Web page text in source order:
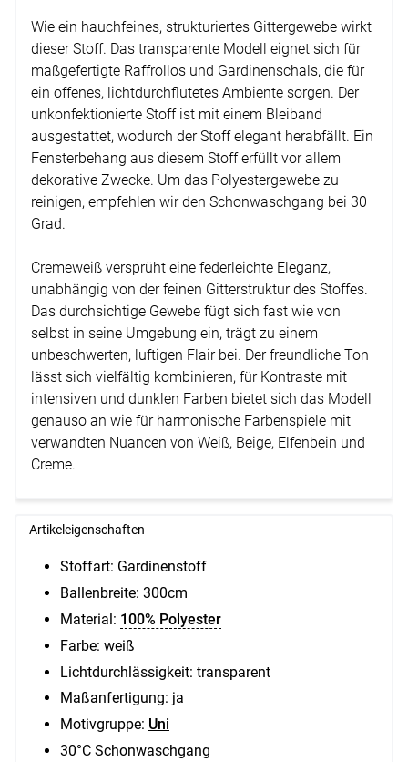
Wie ein hauchfeines, strukturiertes Gittergewebe wirkt
dieser Stoff. Das transparente Modell eignet sich für
maßgefertigte Raffrollos und Gardinenschals, die für
ein offenes, lichtdurchflutetes Ambiente sorgen. Der
unkonfektionierte Stoff ist mit einem Bleiband
ausgestattet, wodurch der Stoff elegant herabfällt. Ein
Fensterbehang aus diesem Stoff erfüllt vor allem
dekorative Zwecke. Um das Polyestergewebe zu
reinigen, empfehlen wir den Schonwaschgang bei 30
Grad.
Cremeweiß versprüht eine federleichte Eleganz,
unabhängig von der feinen Gitterstruktur des Stoffes.
Das durchsichtige Gewebe fügt sich fast wie von
selbst in seine Umgebung ein, trägt zu einem
unbeschwerten, luftigen Flair bei. Der freundliche Ton
lässt sich vielfältig kombinieren, für Kontraste mit
intensiven und dunklen Farben bietet sich das Modell
genauso an wie für harmonische Farbenspiele mit
verwandten Nuancen von Weiß, Beige, Elfenbein und
Creme.
Artikeleigenschaften
Stoffart: Gardinenstoff
Ballenbreite: 300cm
Material: 100% Polyester
Farbe: weiß
Lichtdurchlässigkeit: transparent
Maßanfertigung: ja
Motivgruppe: Uni
30°C Schonwaschgang